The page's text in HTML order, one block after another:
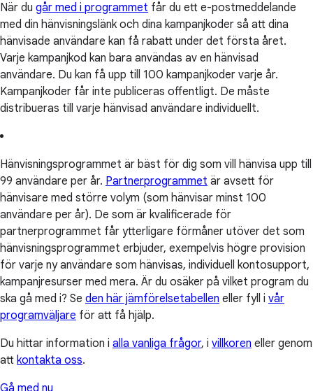
När du går med i programmet får du ett e-postmeddelande
med din hänvisningslänk och dina kampanjkoder så att dina
hänvisade användare kan få rabatt under det första året.
Varje kampanjkod kan bara användas av en hänvisad
användare. Du kan få upp till 100 kampanjkoder varje år.
Kampanjkoder får inte publiceras offentligt. De måste
distribueras till varje hänvisad användare individuellt.
Hänvisningsprogrammet är bäst för dig som vill hänvisa upp till
99 användare per år. Partnerprogrammet är avsett för
hänvisare med större volym (som hänvisar minst 100
användare per år). De som är kvalificerade för
partnerprogrammet får ytterligare förmåner utöver det som
hänvisningsprogrammet erbjuder, exempelvis högre provision
för varje ny användare som hänvisas, individuell kontosupport,
kampanjresurser med mera. Är du osäker på vilket program du
ska gå med i? Se den här jämförelsetabellen eller fyll i vår
programväljare för att få hjälp.
Du hittar information i alla vanliga frågor, i villkoren eller genom
att kontakta oss.